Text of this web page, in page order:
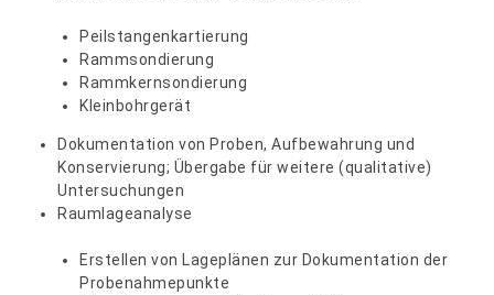
Peilstangenkartierung
Rammsondierung
Rammkernsondierung
Kleinbohrgerät
Dokumentation von Proben, Aufbewahrung und
Konservierung; Übergabe für weitere (qualitative)
Untersuchungen
Raumlageanalyse
Erstellen von Lageplänen zur Dokumentation der
Probenahmepunkte